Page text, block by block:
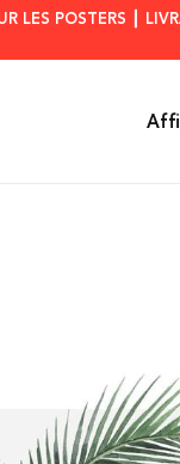
LES POSTERS ┃